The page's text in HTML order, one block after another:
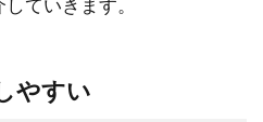
ていきます。
やすい